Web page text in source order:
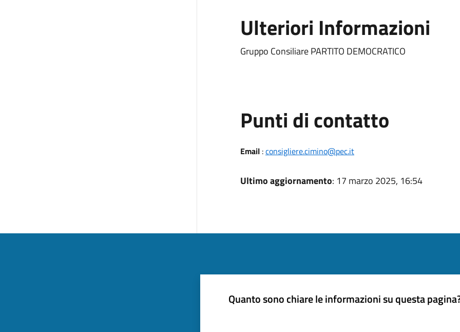
Ulteriori Informazioni
Gruppo Consiliare PARTITO DEMOCRATICO
Punti di contatto
Email:consigliere.cimino@pec.it
Ultimo aggiornamento: 17 marzo 2025, 16:54
Quanto sono chiare le informazioni su questa